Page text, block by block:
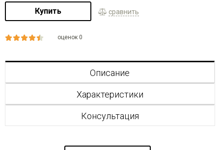
Купить сравнить
оценок 0
Описание
Характеристики
Консультация